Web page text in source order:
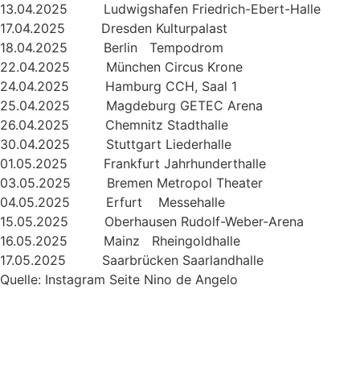
13.04.2025 Ludwigshafen Friedrich-Ebert-Halle
17.04.2025 Dresden Kulturpalast
18.04.2025 Berlin Tempodrom
22.04.2025 München Circus Krone
24.04.2025 Hamburg CCH, Saal 1
25.04.2025 Magdeburg GETEC Arena
26.04.2025 Chemnitz Stadthalle
30.04.2025 Stuttgart Liederhalle
01.05.2025 Frankfurt Jahrhunderthalle
03.05.2025 Bremen Metropol Theater
04.05.2025 Erfurt Messehalle
15.05.2025 Oberhausen Rudolf-Weber-Arena
16.05.2025 Mainz Rheingoldhalle
17.05.2025 Saarbrücken Saarlandhalle
Quelle: Instagram Seite Nino de Angelo